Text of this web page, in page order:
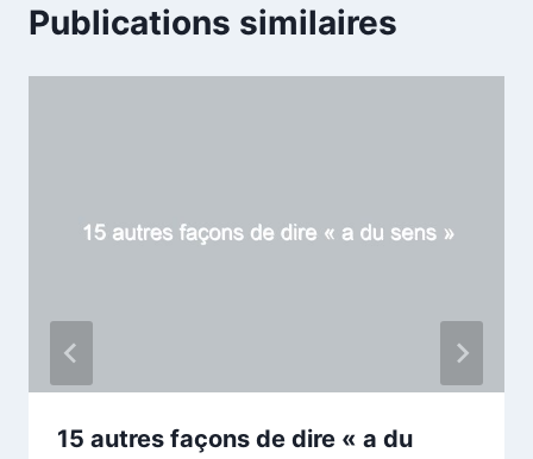
Publications similaires
15 autres façons de dire « a du